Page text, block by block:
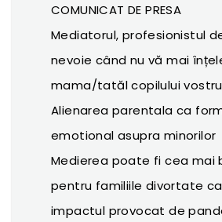
COMUNICAT DE PRESA
Mediatorul, profesionistul
nevoie când nu vă mai
mama/tatăl copilului
Alienarea parentala ca
emotional asupra minorilor
Medierea poate fi cea mai
pentru familiile divortate
impactul provocat de